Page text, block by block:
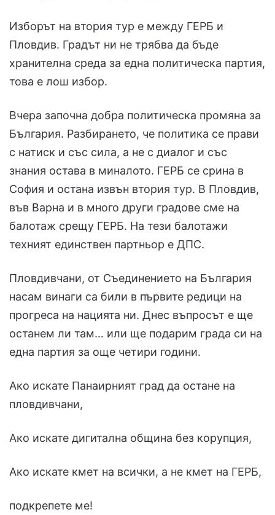
Изборът на втория тур е между ГЕРБ и
Пловдив. Градът ни не трябва да бъде
хранителна среда за една политическа партия,
това е лош избор.
Вчера започна добра политическа промяна за
България. Разбирането, че политика се прави
с натиск и със сила, а не с диалог и със
знания остава в миналото. ГЕРБ се срина в
София и остана извън втория тур. В Пловдив,
във Варна и в много други градове сме на
балотаж срещу ГЕРБ. На тези балотажи
техният единствен партньор е ДПС.
Пловдивчани, от Съединението на България
насам винаги са били в първите редици на
прогреса на нацията ни. Днес въпросът е ще
останем ли там… или ще подарим града си на
една партия за още четири години.
Ако искате Панаирният град да остане на
пловдивчани,
Ако искате дигитална община без корупция,
Ако искате кмет на всички, а не кмет на ГЕРБ,
подкрепете ме!